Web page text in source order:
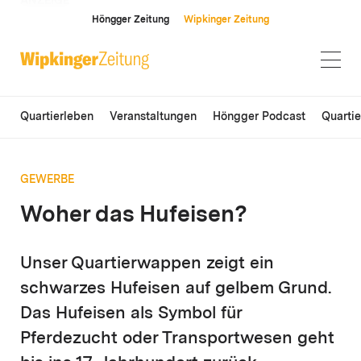
Höngger Zeitung Wipkinger Zeitung
Quartierleben Veranstaltungen Höngger Podcast
GEWERBE
Woher das Hufeisen?
Unser Quartierwappen zeigt ein
schwarzes Hufeisen auf gelbem Grund.
Das Hufeisen als Symbol für
Pferdezucht oder Transportwesen geht